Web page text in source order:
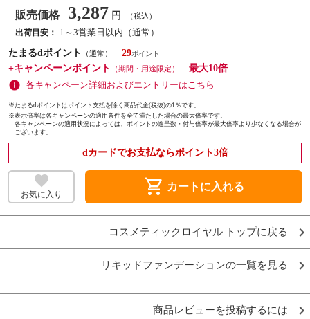
販売価格 3,287 円 （税込）
出荷目安：
1～3営業日以内（通常）
たまるdポイント
（通常）
29
+キャンペーンポイント
（期間・用途限定）
最大10倍
各キャンペーン詳細およびエントリーはこちら
※たまるdポイントはポイント支払を除く商品代金(税抜)の1％です。
※表示倍率は各キャンペーンの適用条件を全て満たした場合の最大倍率です。
各キャンペーンの適用状況によっては、ポイントの進呈数・付与倍率が最大倍率より少なくなる場合が
ございます。
dカードでお支払ならポイント3倍
お気に入り shopping_cart カートに入れる
コスメティックロイヤル トップに戻る
リキッドファンデーションの一覧を見る
商品レビューを投稿するには